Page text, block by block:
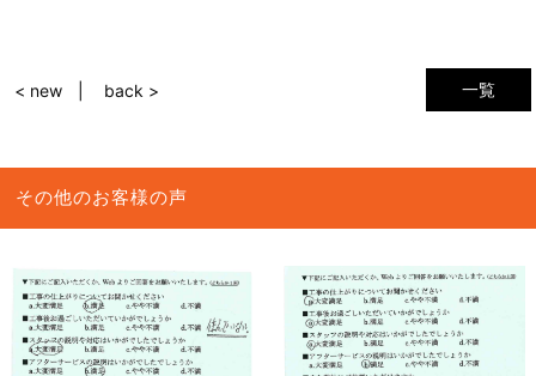
一覧
< new back >
その他のお客様の声